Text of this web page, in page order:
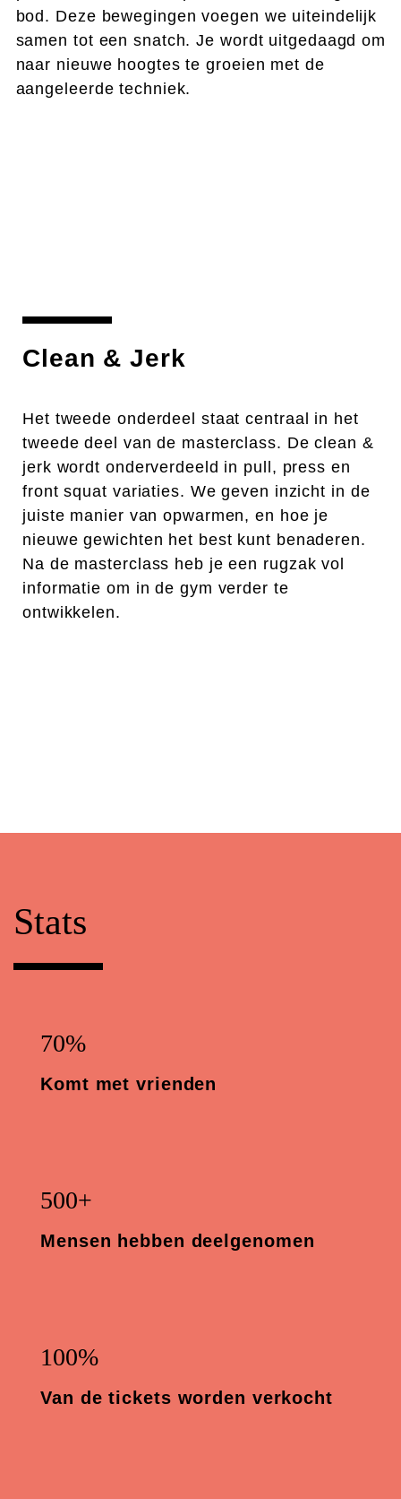
bod. Deze bewegingen voegen we uiteindelijk
samen tot een snatch. Je wordt uitgedaagd om
naar nieuwe hoogtes te groeien met de
aangeleerde techniek.
Clean & Jerk
Het tweede onderdeel staat centraal in het
tweede deel van de masterclass. De clean &
jerk wordt onderverdeeld in pull, press en
front squat variaties. We geven inzicht in de
juiste manier van opwarmen, en hoe je
nieuwe gewichten het best kunt benaderen.
Na de masterclass heb je een rugzak vol
informatie om in de gym verder te
ontwikkelen.
Stats
70%
Komt met vrienden
500+
Mensen hebben deelgenomen
100%
Van de tickets worden verkocht